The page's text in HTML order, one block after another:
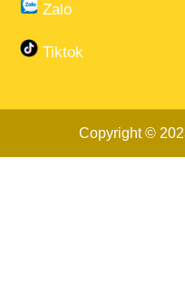
Zalo
Tiktok
Copyright ©